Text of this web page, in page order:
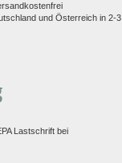
und Österreich in 2-3
Lastschrift bei